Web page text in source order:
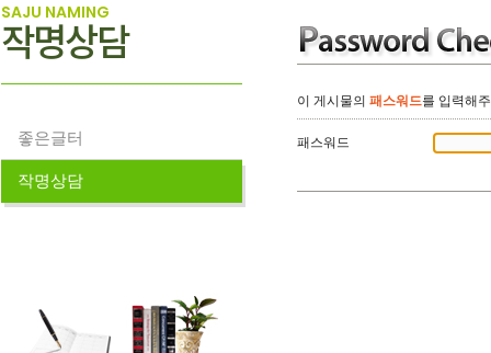
SAJU NAMING
작명상담
좋은글터
작명상담
이 게시물의 패스워드를 입력해
패스워드